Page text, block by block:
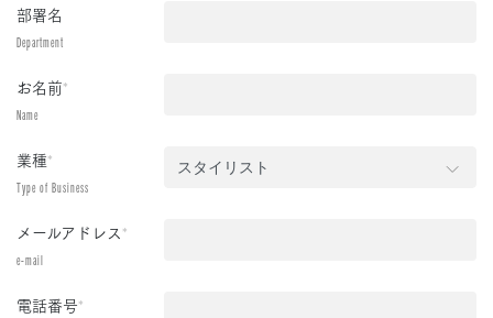
部署名
Department
お名前*
Name
業種*
Type of Business
メールアドレス*
e-mail
電話番号*